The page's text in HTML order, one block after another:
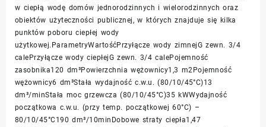
w ciepłą wodę domów jednorodzinnych i wielorodzinnych oraz
obiektów użyteczności publicznej, w których znajduje się kilka
punktów poboru ciepłej wody
użytkowej.ParametryWartośćPrzyłącze wody zimnejG zewn. 3/4
calePrzyłącze wody ciepłejG zewn. 3/4 calePojemność
zasobnika120 dm³Powierzchnia wężownicy1,3 m2Pojemność
wężownicy6 dm³Stała wydajność c.w.u. (80/10/45°C)13
dm³/minStała moc grzewcza (80/10/45°C)35 kWWydajność
początkowa c.w.u. (przy temp. początkowej 60°C) –
80/10/45°C190 dm³/10minDobowe straty ciepła1,47